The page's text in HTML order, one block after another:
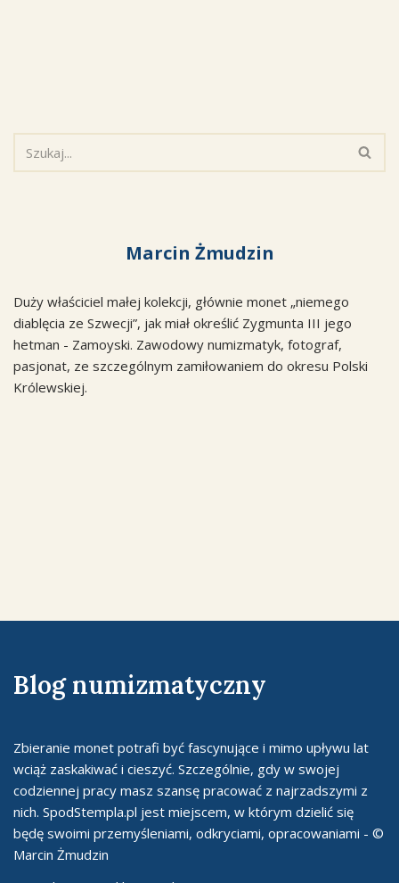
Marcin Żmudzin
Duży właściciel małej kolekcji, głównie monet „niemego
diablęcia ze Szwecji”, jak miał określić Zygmunta III jego
hetman - Zamoyski. Zawodowy numizmatyk, fotograf,
pasjonat, ze szczególnym zamiłowaniem do okresu Polski
Królewskiej.
Blog numizmatyczny
Zbieranie monet potrafi być fascynujące i mimo upływu lat
wciąż zaskakiwać i cieszyć. Szczególnie, gdy w swojej
codziennej pracy masz szansę pracować z najrzadszymi z
nich. SpodStempla.pl jest miejscem, w którym dzielić się
będę swoimi przemyśleniami, odkryciami, opracowaniami - ©
Marcin Żmudzin